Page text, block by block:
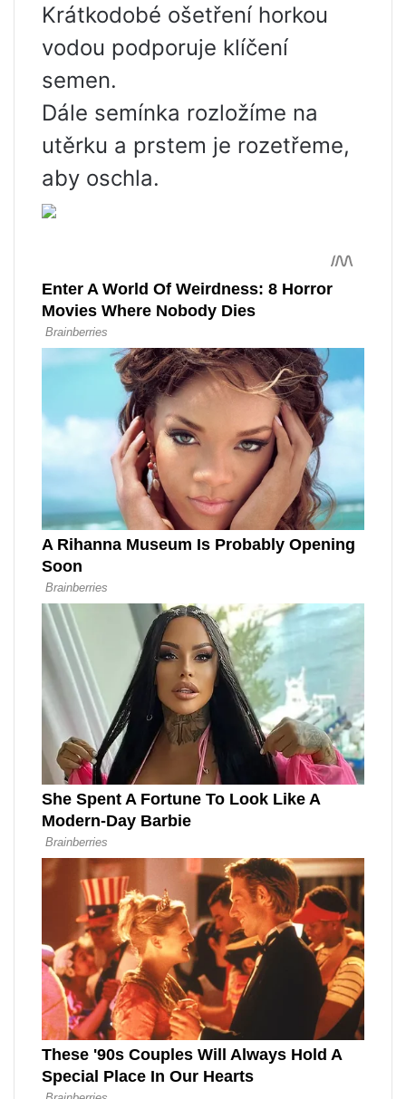
Krátkodobé ošetření horkou
vodou podporuje klíčení
semen.
Dále semínka rozložíme na
utěrku a prstem je rozetřeme,
aby oschla.